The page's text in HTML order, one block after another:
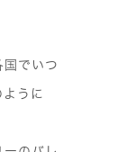
でいつ
うに